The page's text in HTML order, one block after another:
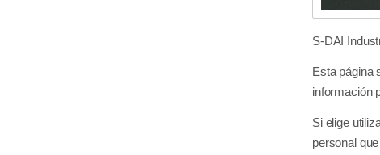
S-DAI
Esta página
información
Si elige
personal